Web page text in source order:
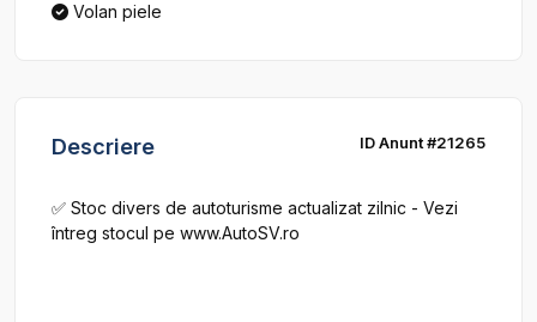
Volan piele
Descriere ID Anunt #21265
✅ Stoc divers de autoturisme actualizat zilnic - Vezi
întreg stocul pe www.AutoSV.ro